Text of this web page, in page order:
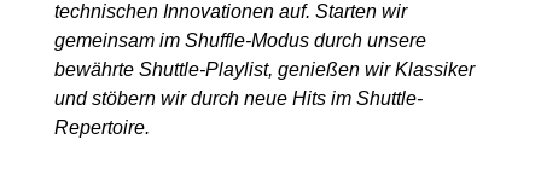
technischen Innovationen auf. Starten wir
gemeinsam im Shuffle-Modus durch unsere
bewährte Shuttle-Playlist, genießen wir Klassiker
und stöbern wir durch neue Hits im Shuttle-
Repertoire.